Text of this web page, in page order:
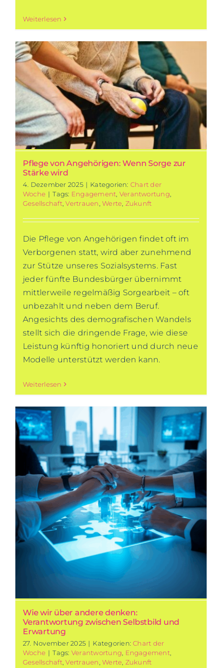
Weiterlesen
Pflege von Angehörigen: Wenn Sorge zur
Stärke wird
4. Dezember 2025 | Kategorien: Chart der
Woche | Tags: Engagement Verantwortung
Gesellschaft,Vertrauen ,Werte Zukunft
Die Pflege von Angehörigen findet oft im
Verborgenen statt, wird aber zunehmend
zur Stütze unseres Sozialsystems. Fast
jeder fünfte Bundesbürger übernimmt
mittlerweile regelmäßig Sorgearbeit – oft
unbezahlt und neben dem Beruf.
Angesichts des demografischen Wandels
stellt sich die dringende Frage, wie diese
Leistung künftig honoriert und durch neue
Modelle unterstützt werden kann.
Weiterlesen
Wie wir über andere denken:
Verantwortung zwischen Selbstbild und
Erwartung
27. November 2025 | Kategorien:Chart der
Woche | Tags: Verantwortung Engagement,
Gesellschaft,Vertrauen ,Werte Zukunft